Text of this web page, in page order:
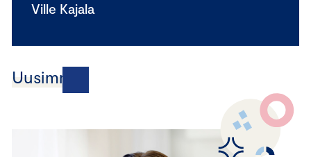
Ville Kajala
Uusimmat